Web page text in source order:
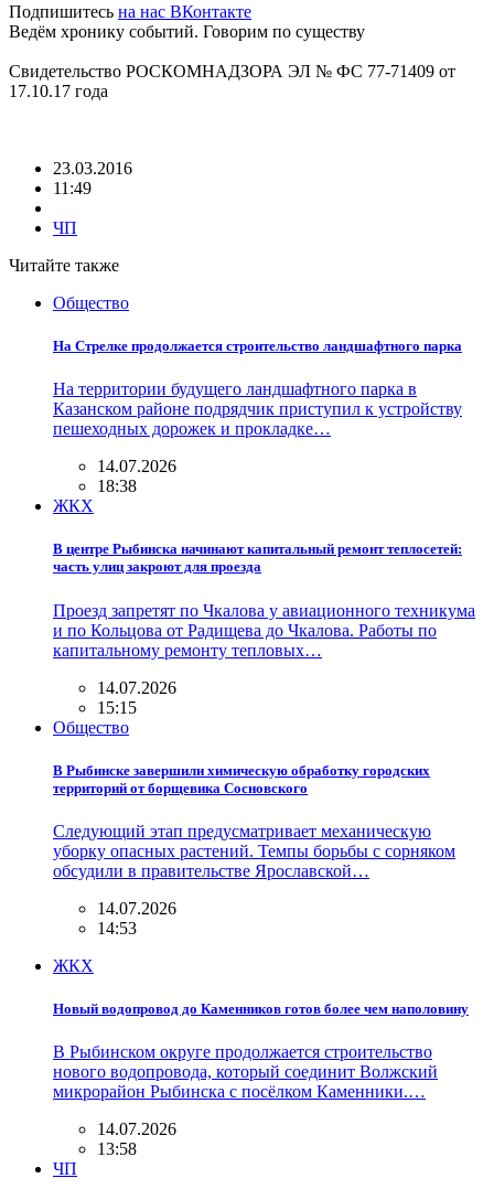
Подпишитесь на нас ВКонтакте
Ведём хронику событий. Говорим по существу
Свидетельство РОСКОМНАДЗОРА ЭЛ № ФС 77-71409 от
17.10.17 года
23.03.2016
11:49
ЧП
Читайте также
Общество
На Стрелке продолжается строительство ландшафтного парка
На территории будущего ландшафтного парка в
Казанском районе подрядчик приступил к устройству
пешеходных дорожек и прокладке…
14.07.2026
18:38
ЖКХ
В центре Рыбинска начинают капитальный ремонт теплосетей:
часть улиц закроют для проезда
Проезд запретят по Чкалова у авиационного техникума
и по Кольцова от Радищева до Чкалова. Работы по
капитальному ремонту тепловых…
14.07.2026
15:15
Общество
В Рыбинске завершили химическую обработку городских
территорий от борщевика Сосновского
Следующий этап предусматривает механическую
уборку опасных растений. Темпы борьбы с сорняком
обсудили в правительстве Ярославской…
14.07.2026
14:53
ЖКХ
Новый водопровод до Каменников готов более чем наполовину
В Рыбинском округе продолжается строительство
нового водопровода, который соединит Волжский
микрорайон Рыбинска с посёлком Каменники.…
14.07.2026
13:58
ЧП